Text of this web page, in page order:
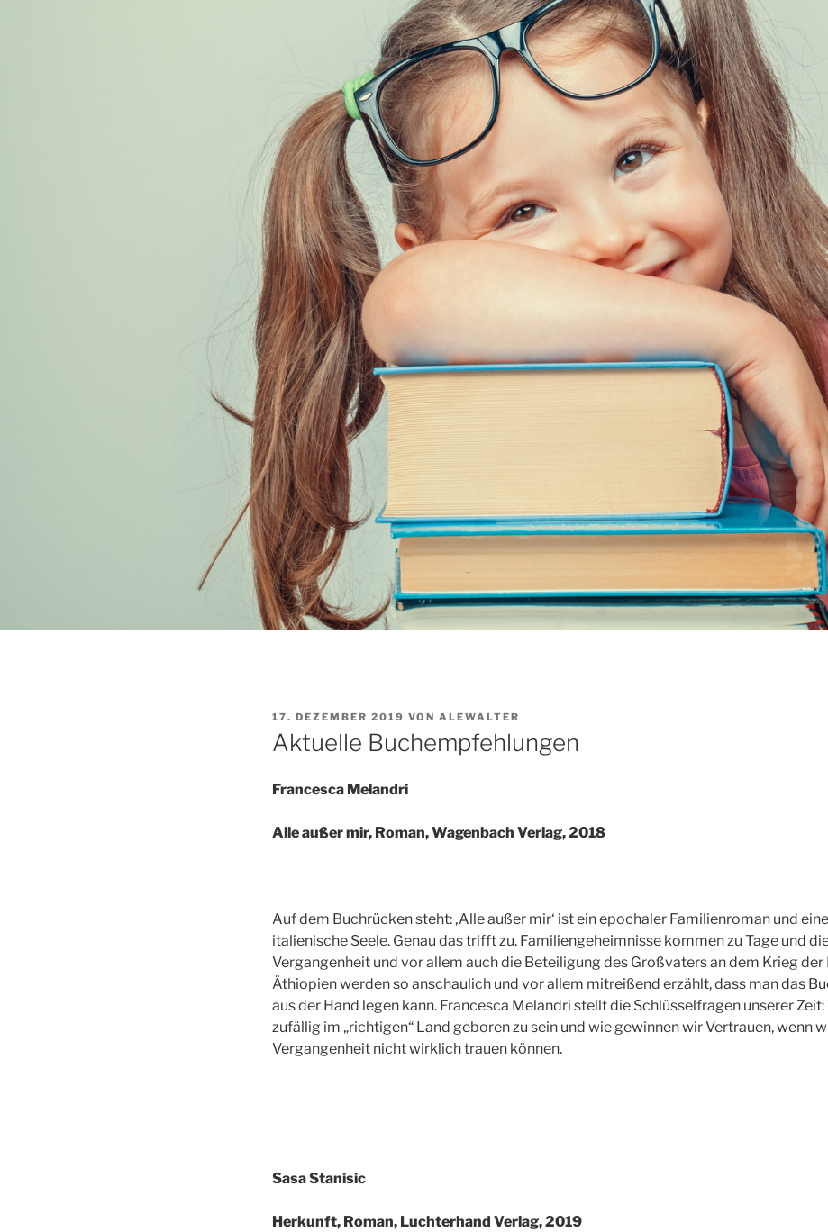
VERÖFFENTLICHT
AM
17. DEZEMBER 2019 VON ALEWALTER
Aktuelle Buchempfehlungen
Francesca Melandri
Alle außer mir, Roman, Wagenbach Verlag, 2018
Auf dem Buchrücken steht: ‚Alle außer mir‘ ist ein epochaler Familienroman und
italienische Seele. Genau das trifft zu. Familiengeheimnisse kommen zu Tage und
Vergangenheit und vor allem auch die Beteiligung des Großvaters an dem Krieg der
Äthiopien werden so anschaulich und vor allem mitreißend erzählt, dass man das
aus der Hand legen kann. Francesca Melandri stellt die Schlüsselfragen unserer
zufällig im „richtigen“ Land geboren zu sein und wie gewinnen wir Vertrauen, wenn
Vergangenheit nicht wirklich trauen können.
Sasa Stanisic
Herkunft, Roman, Luchterhand Verlag, 2019